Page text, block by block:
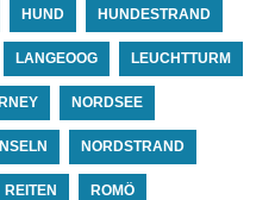
HUND HUNDESTRAND
LANGEOOG LEUCHTTURM
NORDSEE
NORDSTRAND
REITEN ROMÖ